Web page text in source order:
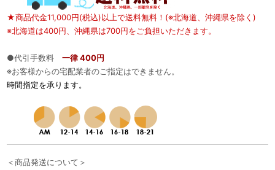
★商品代金11,000円(税込)以上で送料無料！(※北海道、沖縄県を除く)
※北海道は400円、沖縄県は700円をご負担いただきます。
●代引手数料 一律 400円
※お客様からの宅配業者のご指定はできません。
時間指定を承ります。
＜商品発送について＞